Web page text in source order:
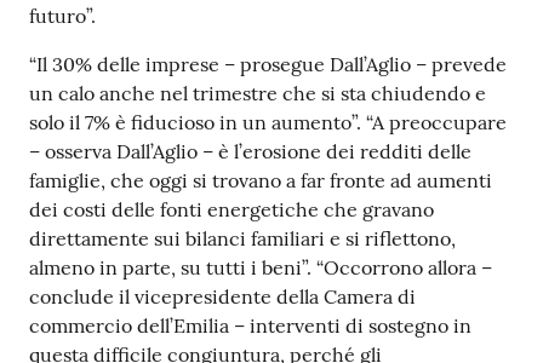
futuro”.
“Il 30% delle imprese – prosegue Dall’Aglio – prevede
un calo anche nel trimestre che si sta chiudendo e
solo il 7% è fiducioso in un aumento”. “A preoccupare
– osserva Dall’Aglio – è l’erosione dei redditi delle
famiglie, che oggi si trovano a far fronte ad aumenti
dei costi delle fonti energetiche che gravano
direttamente sui bilanci familiari e si riflettono,
almeno in parte, su tutti i beni”. “Occorrono allora –
conclude il vicepresidente della Camera di
commercio dell’Emilia – interventi di sostegno in
questa difficile congiuntura, perché gli